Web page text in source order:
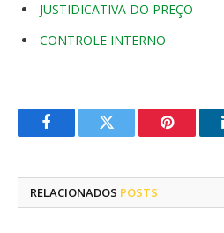
JUSTIDICATIVA DO PREÇO
CONTROLE INTERNO
FacebookTwitter Pinterest
RELACIONADOS POSTS